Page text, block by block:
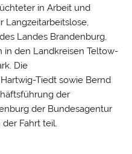
in Arbeit und
Langzeitarbeitslose,
Landes Brandenburg,
in den Landkreisen Teltow-
Die
Tiedt sowie Bernd
der
der Bundesagentur
Fahrt teil.